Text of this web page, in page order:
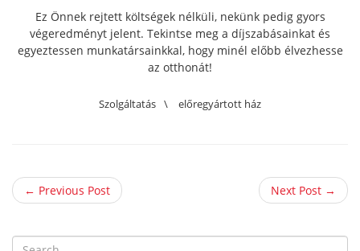
Ez Önnek rejtett költségek nélküli, nekünk pedig gyors
végeredményt jelent. Tekintse meg a díjszabásainkat és
egyeztessen munkatársainkkal, hogy minél előbb élvezhesse
az otthonát!
Szolgáltatás \ előregyártott ház
← Previous Post Next Post →